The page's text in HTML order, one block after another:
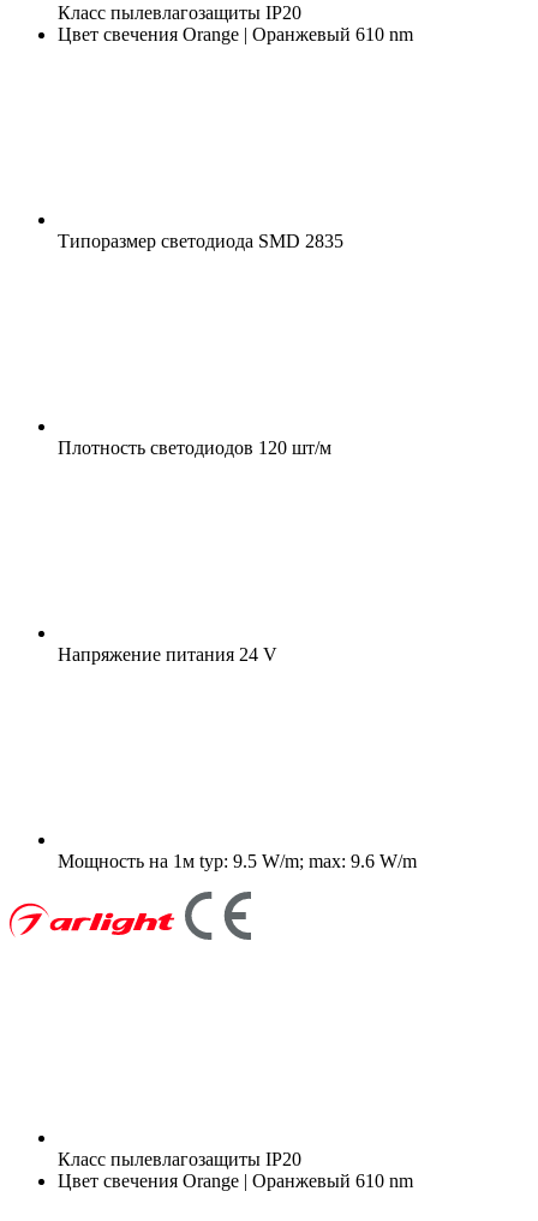
Класс пылевлагозащиты IP20
Цвет свечения Orange | Оранжевый 610 nm
Типоразмер светодиода SMD 2835
Плотность светодиодов 120 шт/м
Напряжение питания 24 V
Мощность на 1м typ: 9.5 W/m; max: 9.6 W/m
Класс пылевлагозащиты IP20
Цвет свечения Orange | Оранжевый 610 nm